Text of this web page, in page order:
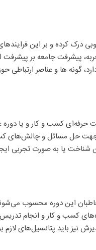
کرده و بر این
پیشرفت جامعه بر پیشرفت
ها و عناصر ارتباطی
حرفه‌ای کسب و کار و یا
حل مسائل و چالش‌های
شناخت یا به صورت تجربی
این دوره محسوب
کسب و کار و انجام
باید پتانسیل‌های لازم